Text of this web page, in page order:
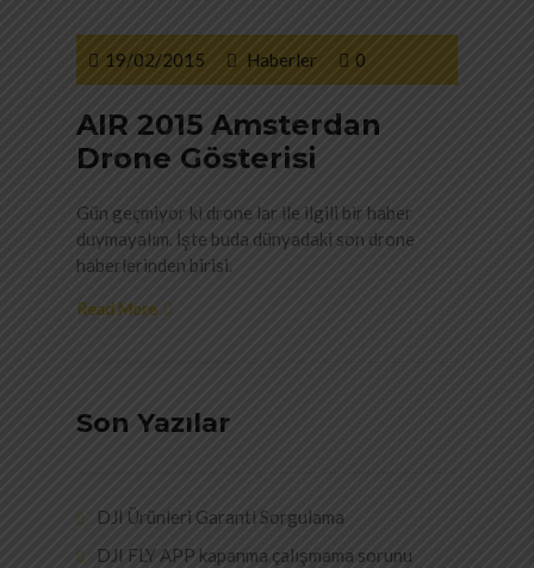
19/02/2015 Haberler 0
AIR 2015 Amsterdan
Drone Gösterisi
Gün geçmiyor ki drone lar ile ilgili bir haber
duymayalım. İşte buda dünyadaki son drone
haberlerinden birisi.
Read More
Son Yazılar
DJI Ürünleri Garanti Sorgulama
DJI FLY APP kapanma çalışmama sorunu